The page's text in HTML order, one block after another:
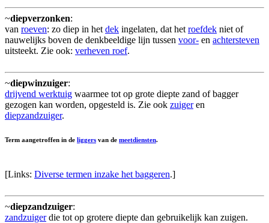
~diepverzonken:
van roeven: zo diep in het dek ingelaten, dat het roefdek niet of
nauwelijks boven de denkbeeldige lijn tussen voor- en achtersteven
uitsteekt. Zie ook: verheven roef.
~diepwinzuiger:
drijvend werktuig waarmee tot op grote diepte zand of bagger
gezogen kan worden, opgesteld is. Zie ook zuigeren
diepzandzuiger.
Term aangetroffen in de liggers van de meetdiensten.
[Links: Diverse termen inzake het baggeren.]
~diepzandzuiger:
zandzuigerdie tot op grotere diepte dan gebruikelijk kan zuigen.